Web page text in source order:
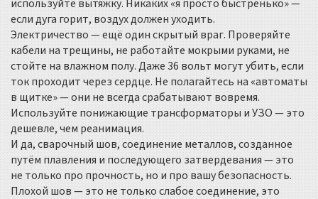
используйте вытяжку. Никаких «я просто быстренько» —
если дуга горит, воздух должен уходить.
Электричество — ещё один скрытый враг. Проверяйте
кабели на трещины, не работайте мокрыми руками, не
стойте на влажном полу. Даже 36 вольт могут убить, если
ток проходит через сердце. Не полагайтесь на «автоматы
в щитке» — они не всегда срабатывают вовремя.
Используйте понижающие трансформаторы и УЗО — это
дешевле, чем реанимация.
И да,сварочный шов,соединение металлов, созданное
путём плавления и последующего затвердевания— это
не только про прочность, но и про вашу безопасность.
Плохой шов — это не только слабое соединение, это